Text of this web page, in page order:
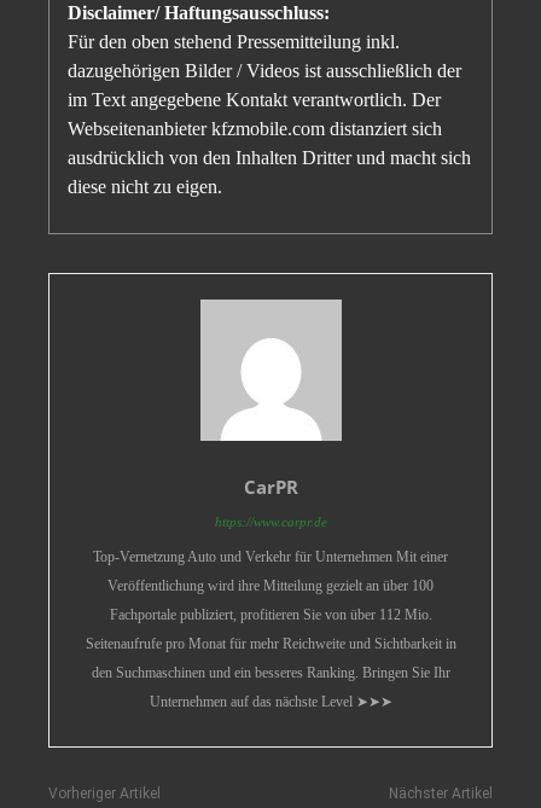
Disclaimer/ Haftungsausschluss:
Für den oben stehend Pressemitteilung inkl.
dazugehörigen Bilder / Videos ist ausschließlich der
im Text angegebene Kontakt verantwortlich. Der
Webseitenanbieter kfzmobile.com distanziert sich
ausdrücklich von den Inhalten Dritter und macht sich
diese nicht zu eigen.
CarPR
https://www.carpr.de
Top-Vernetzung Auto und Verkehr für Unternehmen Mit einer
Veröffentlichung wird ihre Mitteilung gezielt an über 100
Fachportale publiziert, profitieren Sie von über 112 Mio.
Seitenaufrufe pro Monat für mehr Reichweite und Sichtbarkeit in
den Suchmaschinen und ein besseres Ranking. Bringen Sie Ihr
Unternehmen auf das nächste Level ➤➤➤
Vorheriger Artikel Nächster Artikel